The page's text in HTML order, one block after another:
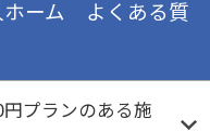
プランのある施